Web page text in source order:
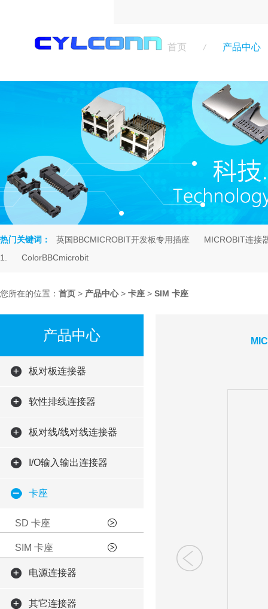
首页 / 产品中心
热门关键词： 英国BBCMICROBIT开发板专用插座
MICROBIT连接
1.
ColorBBCmicrobit
您所在的位置： 首页 > 产品中心> 卡座 > SIM 卡座
产品中心
板对板连接器
软性排线连接器
板对线/线对线连接器
I/O输入输出连接器
卡座
SD 卡座
SIM 卡座
电源连接器
其它连接器